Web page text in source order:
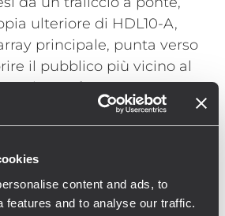
content and ads, to
features and to analyse our traffic.
ulteriore di HDL10-A,
principale, punta verso
il pubblico più vicino al
Le basse frequenze sono
SUB8004-AS a
Durant è più che
soluzione e crede che i
del teatro.